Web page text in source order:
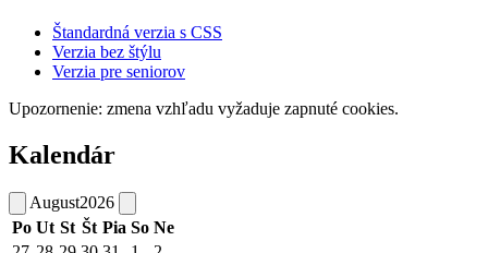
Štandardná verzia s CSS
Verzia bez štýlu
Verzia pre seniorov
Upozornenie: zmena vzhľadu vyžaduje zapnuté cookies.
Kalendár
August2026
Po Ut St Št Pia So Ne